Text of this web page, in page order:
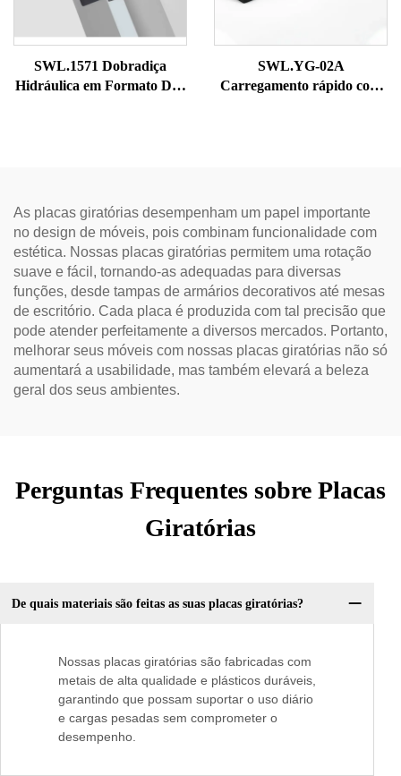
SWL.1571 Dobradiça
Hidráulica em Formato D, 5
SWL.YG-02A
Carregamento rápido com
As placas giratórias desempenham um papel importante
no design de móveis, pois combinam funcionalidade com
estética. Nossas placas giratórias permitem uma rotação
suave e fácil, tornando-as adequadas para diversas
funções, desde tampas de armários decorativos até mesas
de escritório. Cada placa é produzida com tal precisão que
pode atender perfeitamente a diversos mercados. Portanto,
melhorar seus móveis com nossas placas giratórias não só
aumentará a usabilidade, mas também elevará a beleza
geral dos seus ambientes.
Perguntas Frequentes sobre Placas
Giratórias
De quais materiais são feitas as suas placas giratórias?
Nossas placas giratórias são fabricadas com
metais de alta qualidade e plásticos duráveis,
garantindo que possam suportar o uso diário
e cargas pesadas sem comprometer o
desempenho.